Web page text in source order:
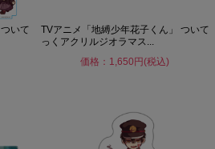
いて
TVアニメ「地縛少年花子くん」 ついて
っくアクリルジオラマス...
価格：1,650円(税込)